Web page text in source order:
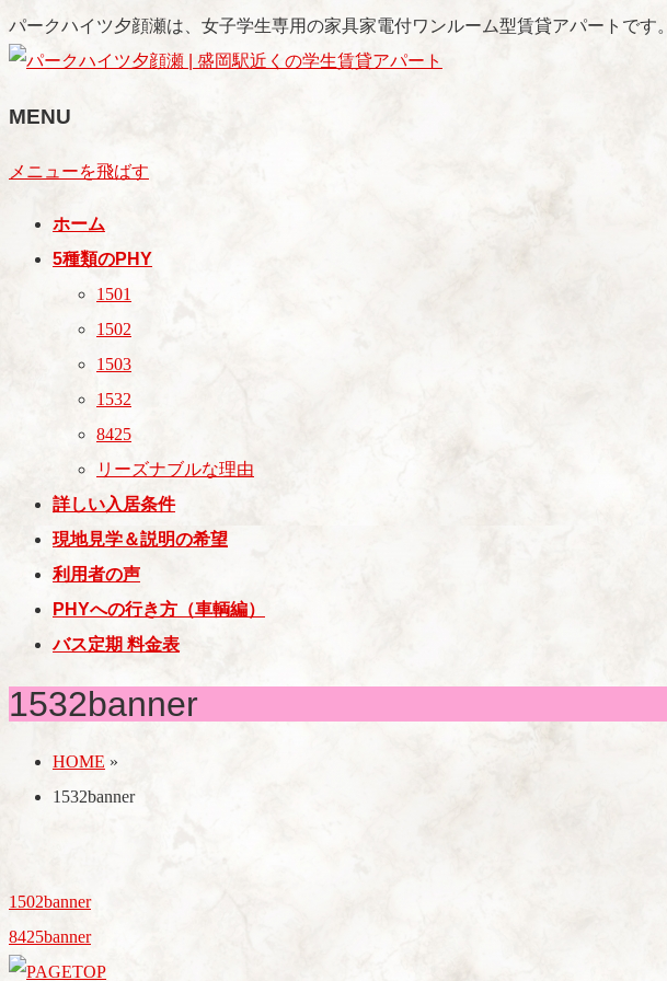
パークハイツ夕顔瀬は、女子学生専用の家具家電付ワンルーム型賃貸アパートです。
MENU
メニューを飛ばす
ホーム
5種類のPHY
1501
1502
1503
1532
8425
リーズナブルな理由
詳しい入居条件
現地見学＆説明の希望
利用者の声
PHYへの行き方（車輌編）
バス定期 料金表
1532banner
HOME »
1532banner
1502banner
8425banner